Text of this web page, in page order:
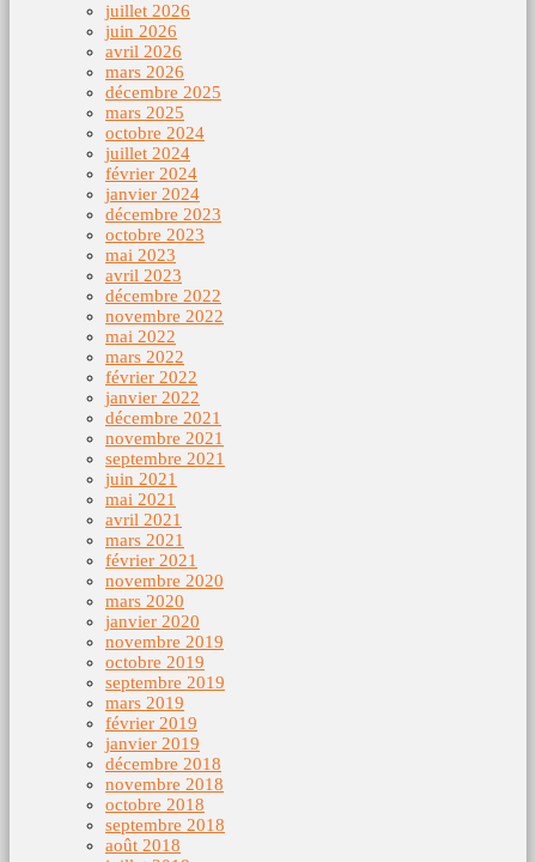
juillet 2026
juin 2026
avril 2026
mars 2026
décembre 2025
mars 2025
octobre 2024
juillet 2024
février 2024
janvier 2024
décembre 2023
octobre 2023
mai 2023
avril 2023
décembre 2022
novembre 2022
mai 2022
mars 2022
février 2022
janvier 2022
décembre 2021
novembre 2021
septembre 2021
juin 2021
mai 2021
avril 2021
mars 2021
février 2021
novembre 2020
mars 2020
janvier 2020
novembre 2019
octobre 2019
septembre 2019
mars 2019
février 2019
janvier 2019
décembre 2018
novembre 2018
octobre 2018
septembre 2018
août 2018